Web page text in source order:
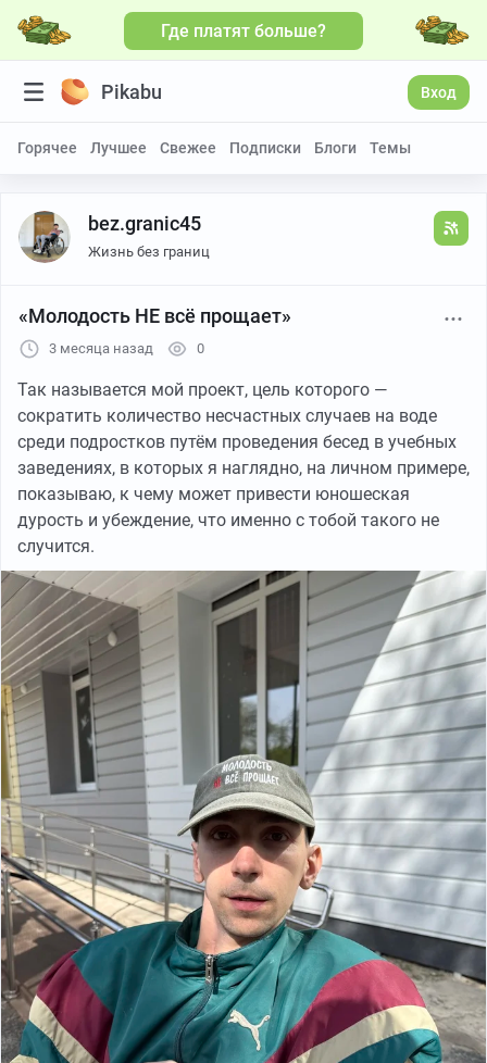
Где платят больше?
Pikabu Вход
Горячее Лучшее Свежее Подписки Блоги Темы
bez.granic45
Жизнь без границ
«Молодость НЕ всё прощает»
3 месяца назад 0
Так называется мой проект, цель которого —
сократить количество несчастных случаев на воде
среди подростков путём проведения бесед в учебных
заведениях, в которых я наглядно, на личном примере,
показываю, к чему может привести юношеская
дурость и убеждение, что именно с тобой такого не
случится.